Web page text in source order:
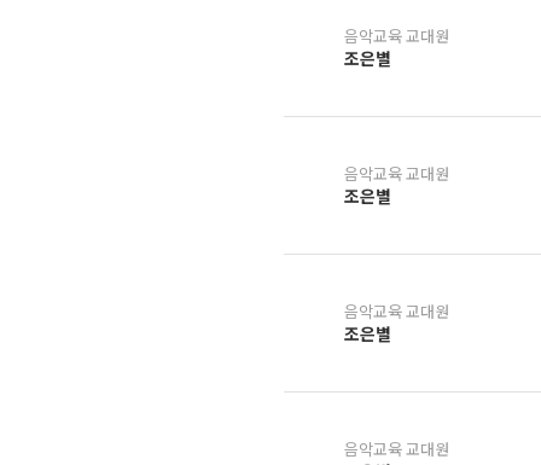
음악교육 교대원
조은별
음악교육 교대원
조은별
음악교육 교대원
조은별
음악교육 교대원